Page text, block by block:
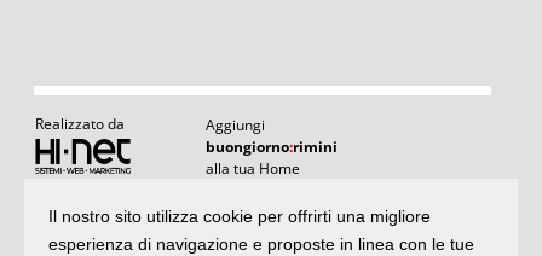
Realizzato da
Aggiungi
buongiorno:rimini
alla tua Home
Articoli: il meglio di buongiornoRimini
Il nostro sito utilizza cookie per offrirti una migliore
esperienza di navigazione e proposte in linea con le tue